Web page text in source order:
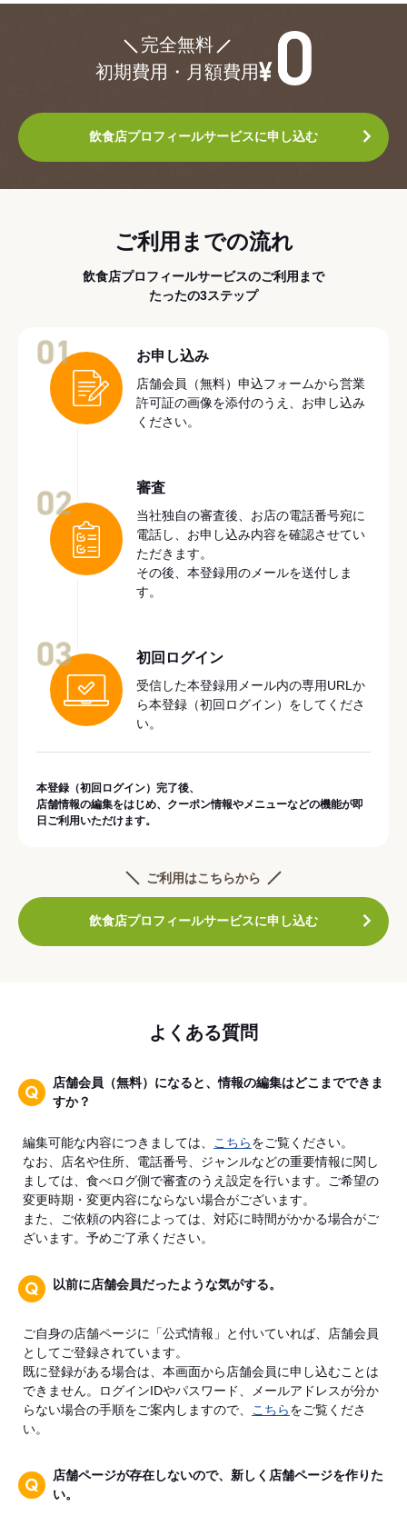
完全無料
初期費用・月額費用
飲食店プロフィールサービスに申し込む
ご利用までの流れ
飲食店プロフィールサービスのご利用まで
たったの3ステップ
お申し込み
店舗会員（無料）申込フォームから営業
許可証の画像を添付のうえ、お申し込み
ください。
審査
当社独自の審査後、お店の電話番号宛に
電話し、お申し込み内容を確認させてい
ただきます。
その後、本登録用のメールを送付しま
す。
初回ログイン
受信した本登録用メール内の専用URLか
ら本登録（初回ログイン）をしてくださ
い。
本登録（初回ログイン）完了後、
店舗情報の編集をはじめ、クーポン情報やメニューなどの機能が即
日ご利用いただけます。
ご利用はこちらから
飲食店プロフィールサービスに申し込む
よくある質問
店舗会員（無料）になると、情報の編集はどこまでできま
すか？
編集可能な内容につきましては、 こちらをご覧ください。
なお、店名や住所、電話番号、ジャンルなどの重要情報に関し
ましては、食べログ側で審査のうえ設定を行います。ご希望の
変更時期・変更内容にならない場合がございます。
また、ご依頼の内容によっては、対応に時間がかかる場合がご
ざいます。予めご了承ください。
以前に店舗会員だったような気がする。
ご自身の店舗ページに「公式情報」と付いていれば、店舗会員
としてご登録されています。
既に登録がある場合は、本画面から店舗会員に申し込むことは
できません。ログインIDやパスワード、メールアドレスが分か
らない場合の手順をご案内しますので、
こちらをご覧くださ
い。
店舗ページが存在しないので、新しく店舗ページを作りた
い。